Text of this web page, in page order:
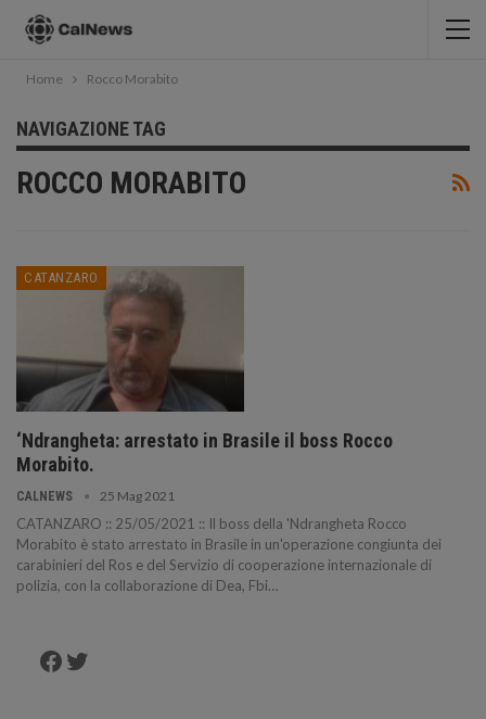
Home Rocco Morabito
NAVIGAZIONE TAG
ROCCO MORABITO
CATANZARO
‘Ndrangheta: arrestato in Brasile il boss Rocco
Morabito.
CALNEWS 25 Mag 2021
CATANZARO :: 25/05/2021 :: Il boss della 'Ndrangheta Rocco
Morabito è stato arrestato in Brasile in un'operazione congiunta dei
carabinieri del Ros e del Servizio di cooperazione internazionale di
polizia, con la collaborazione di Dea, Fbi…
Facebook
Twitter